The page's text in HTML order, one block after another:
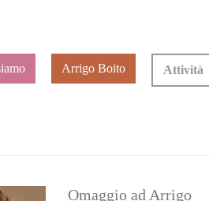
Arrigo Boito Attività
Omaggio ad Arrigo